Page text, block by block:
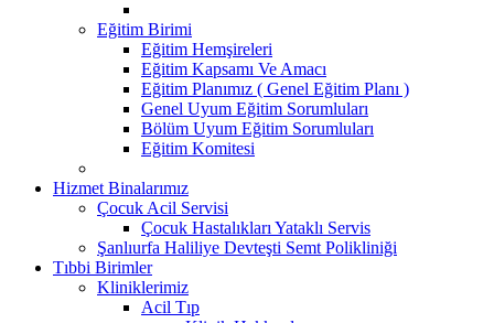
Eğitim Birimi
Eğitim Hemşireleri
Eğitim Kapsamı Ve Amacı
Eğitim Planımız ( Genel Eğitim Planı )
Genel Uyum Eğitim Sorumluları
Bölüm Uyum Eğitim Sorumluları
Eğitim Komitesi
Hizmet Binalarımız
Çocuk Acil Servisi
Çocuk Hastalıkları Yataklı Servis
Şanlıurfa Haliliye Devteşti Semt Polikliniği
Tıbbi Birimler
Kliniklerimiz
Acil Tıp